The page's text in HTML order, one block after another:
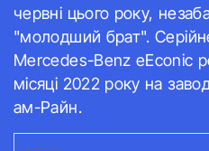
червні цього року,
"молодший брат".
Mercedes-Benz eEconic
місяці 2022 року на
ам-Райн.